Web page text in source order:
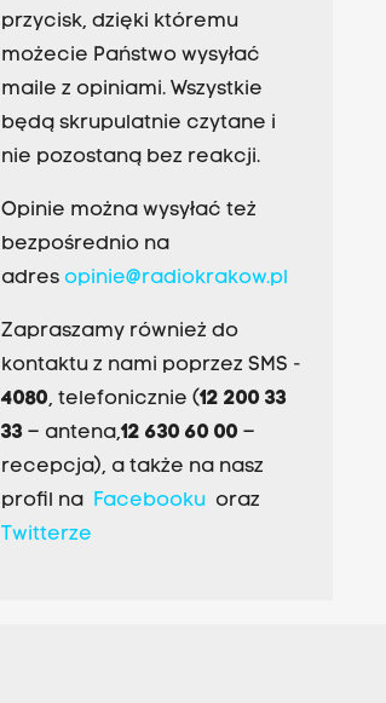
przycisk, dzięki któremu
możecie Państwo wysyłać
maile z opiniami. Wszystkie
będą skrupulatnie czytane i
nie pozostaną bez reakcji.
Opinie można wysyłać też
bezpośrednio na
adres opinie@radiokrakow.pl
Zapraszamy również do
kontaktu z nami poprzez SMS -
4080, telefonicznie (12 200 33
33– antena,12 630 60 00 –
recepcja), a także na nasz
profil na Facebookuoraz
Twitterze